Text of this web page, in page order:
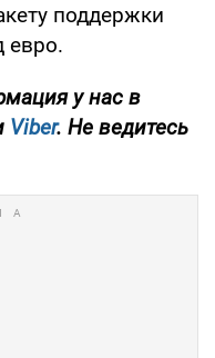
поддержки
евро.
у нас в
Viber. Не ведитесь